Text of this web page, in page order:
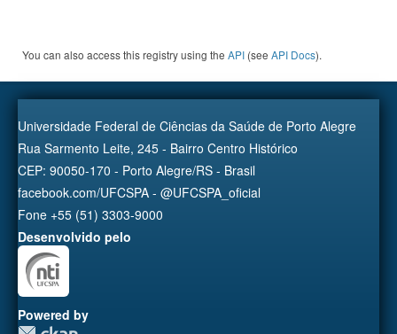
You can also access this registry using the API (see API Docs).
Universidade Federal de Ciências da Saúde de Porto Alegre
Rua Sarmento Leite, 245 - Bairro Centro Histórico
CEP: 90050-170 - Porto Alegre/RS - Brasil
facebook.com/UFCSPA - @UFCSPA_oficial
Fone +55 (51) 3303-9000
Desenvolvido pelo
Powered by